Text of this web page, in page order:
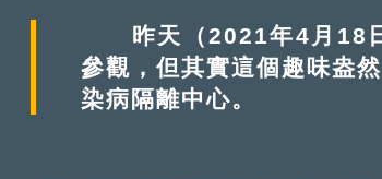
昨天（2021年4月18
參觀，但其實這個趣味盎
染病隔離中心。